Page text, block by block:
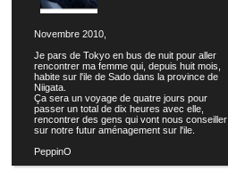
Novembre 2010,
Je pars de Tokyo en bus de nuit pour aller
rencontrer ma femme qui, depuis huit mois,
habite sur l'ile de Sado dans la province de
Niigata.
Ça sera un voyage de quatre jours pour
passer un total de dix heures avec elle,
rencontrer des gens qui vont nous conseiller
sur notre futur aménagement sur l'ile.
PeppinO